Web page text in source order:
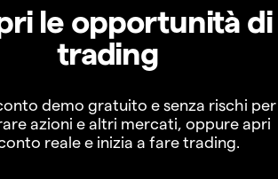
le opportunità di
trading
demo gratuito e senza rischi per
azioni e altri mercati, oppure apri
reale e inizia a fare trading.